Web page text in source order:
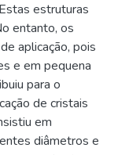
estruturas
entanto, os
aplicação, pois
e em pequena
para o
de cristais
em
diâmetros e